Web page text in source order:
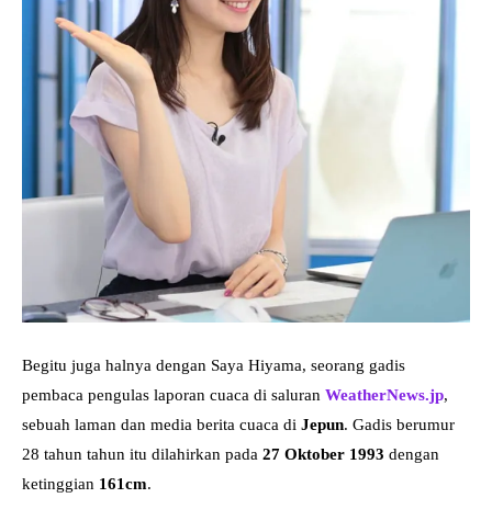
Begitu juga halnya dengan Saya Hiyama, seorang gadis
pembaca pengulas laporan cuaca di saluran WeatherNews.jp,
sebuah laman dan media berita cuaca di Jepun. Gadis berumur
28 tahun tahun itu dilahirkan pada 27 Oktober 1993 dengan
ketinggian 161cm.